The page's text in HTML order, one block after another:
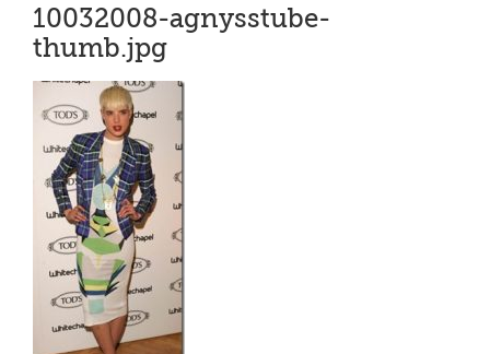
10032008-agnysstube-
thumb.jpg